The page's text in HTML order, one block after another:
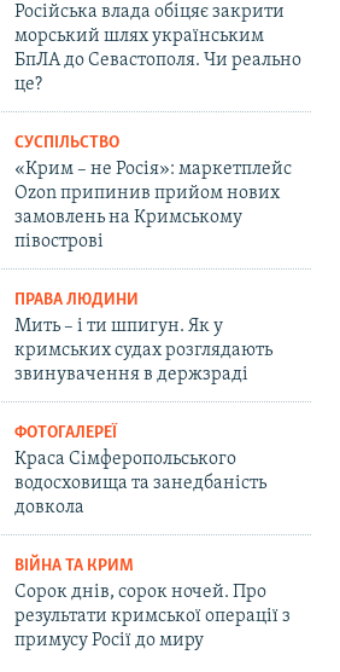
Російська влада обіцяє закрити
морський шлях українським
БпЛА до Севастополя. Чи реально
це?
СУСПІЛЬСТВО
«Крим – не Росія»: маркетплейс
Ozon припинив прийом нових
замовлень на Кримському
півострові
ПРАВА ЛЮДИНИ
Мить – і ти шпигун. Як у
кримських судах розглядають
звинувачення в держзраді
ФОТОГАЛЕРЕЇ
Краса Сімферопольського
водосховища та занедбаність
довкола
ВІЙНА ТА КРИМ
Сорок днів, сорок ночей. Про
результати кримської операції з
примусу Росії до миру